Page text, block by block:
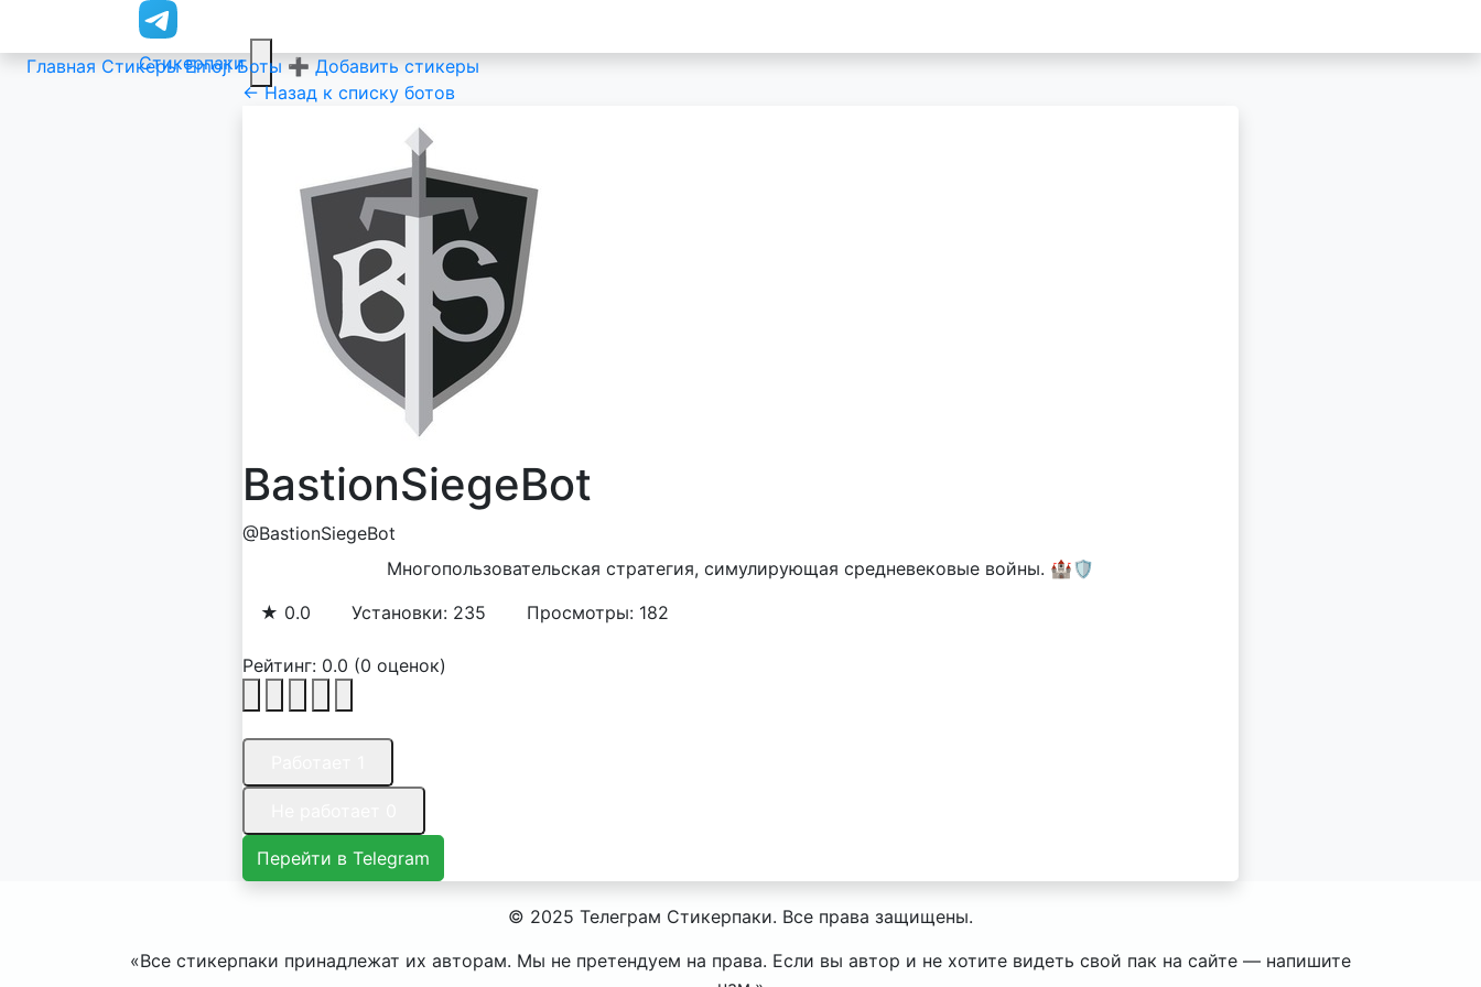
Стикерпаки
Главная Стикеры Emoji Боты ➕ Добавить стикеры
← Назад к списку ботов
BastionSiegeBot
@BastionSiegeBot
Многопользовательская стратегия, симулирующая средневековые войны. 🏰🛡
★ 0.0
Установки: 235 Просмотры: 182
Рейтинг: 0.0 (0 оценок)
Перейти в Telegram
© 2025 Телеграм Стикерпаки. Все права защищены.
«Все стикерпаки принадлежат их авторам. Мы не претендуем на права. Если вы автор и не хотите видеть свой пак на сайте — напишите